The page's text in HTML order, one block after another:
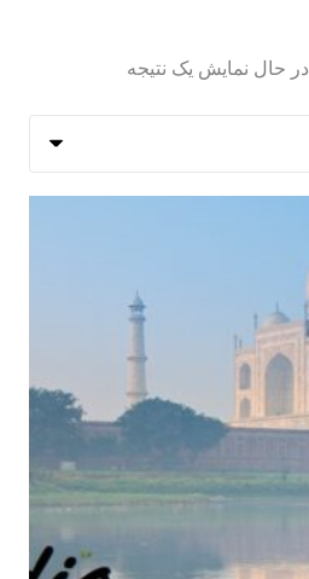
در حال نمایش یک نتیجه